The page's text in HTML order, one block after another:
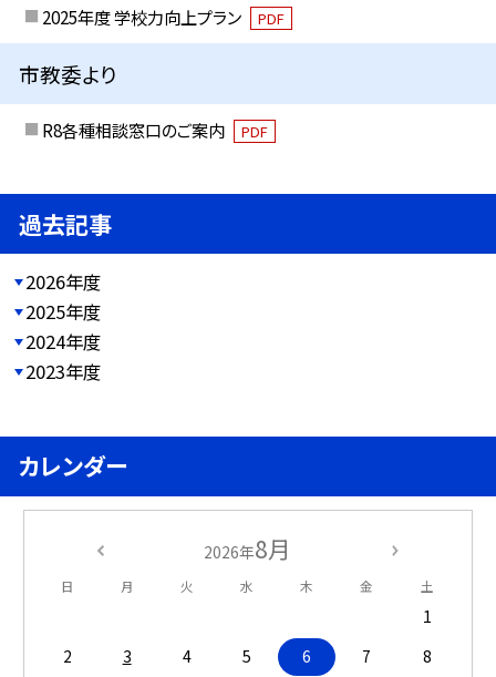
2025年度 学校力向上プラン PDF
市教委より
R8各種相談窓口のご案内 PDF
過去記事
2026年度
2025年度
2024年度
2023年度
カレンダー
2026年8月
日 月 火 水 木 金 土
1
2
3 4 5 6 7
8